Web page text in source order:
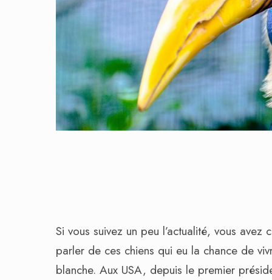
Si vous suivez un peu l’actualité, vous avez
parler de ces chiens qui eu la chance de
blanche. Aux USA, depuis le premier